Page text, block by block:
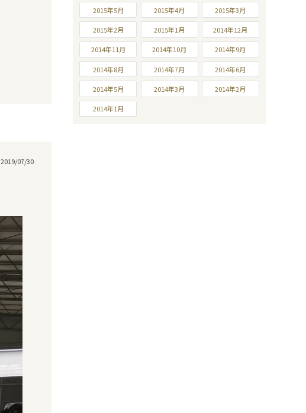
2019/07/30
2015年5月 2015年4月 2015年3月
2015年2月 2015年1月 2014年12月
2014年11月 2014年10月 2014年9月
2014年8月 2014年7月 2014年6月
2014年5月 2014年3月 2014年2月
2014年1月